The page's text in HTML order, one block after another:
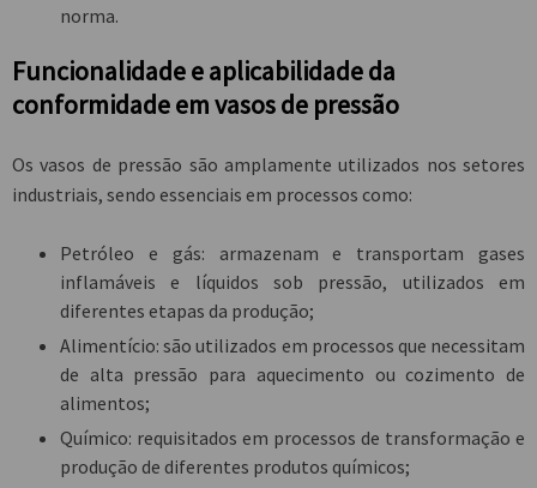
norma.
Funcionalidade e aplicabilidade da
conformidade em vasos de pressão
Os vasos de pressão são amplamente utilizados nos setores
industriais, sendo essenciais em processos como:
Petróleo e gás: armazenam e transportam gases
inflamáveis e líquidos sob pressão, utilizados em
diferentes etapas da produção;
Alimentício: são utilizados em processos que necessitam
de alta pressão para aquecimento ou cozimento de
alimentos;
Químico: requisitados em processos de transformação e
produção de diferentes produtos químicos;